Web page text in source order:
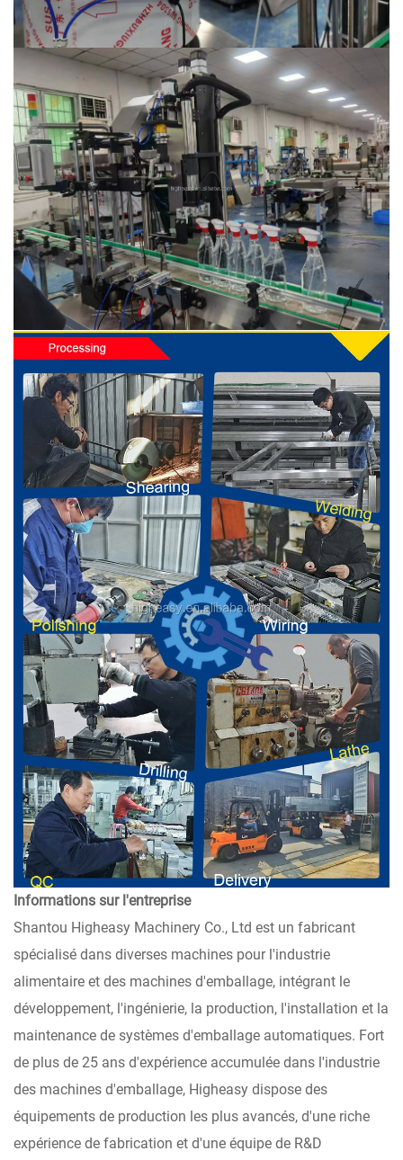
Informations sur l'entreprise
Shantou Higheasy Machinery Co., Ltd est un fabricant
spécialisé dans diverses machines pour l'industrie
alimentaire et des machines d'emballage, intégrant le
développement, l'ingénierie, la production, l'installation et la
maintenance de systèmes d'emballage automatiques. Fort
de plus de 25 ans d'expérience accumulée dans l'industrie
des machines d'emballage, Higheasy dispose des
équipements de production les plus avancés, d'une riche
expérience de fabrication et d'une équipe de R&D